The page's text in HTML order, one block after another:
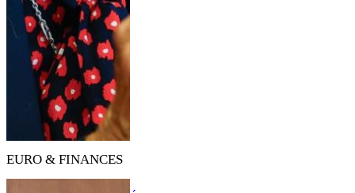
EURO & FINANCES